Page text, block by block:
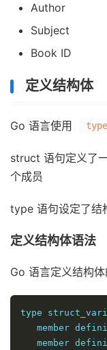
Author
Subject
Book ID
定义结构体
Go 语言使用 type
struct 语句定义了
个成员
type 语句设定了结
定义结构体语法
Go 语言定义结构
type
member
member